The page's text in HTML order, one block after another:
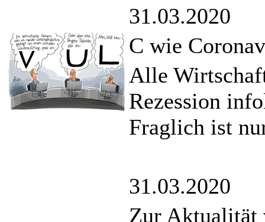
31.03.2020
C wie
Alle
Rezession
Fraglich ist
31.03.2020
Zur Aktualität